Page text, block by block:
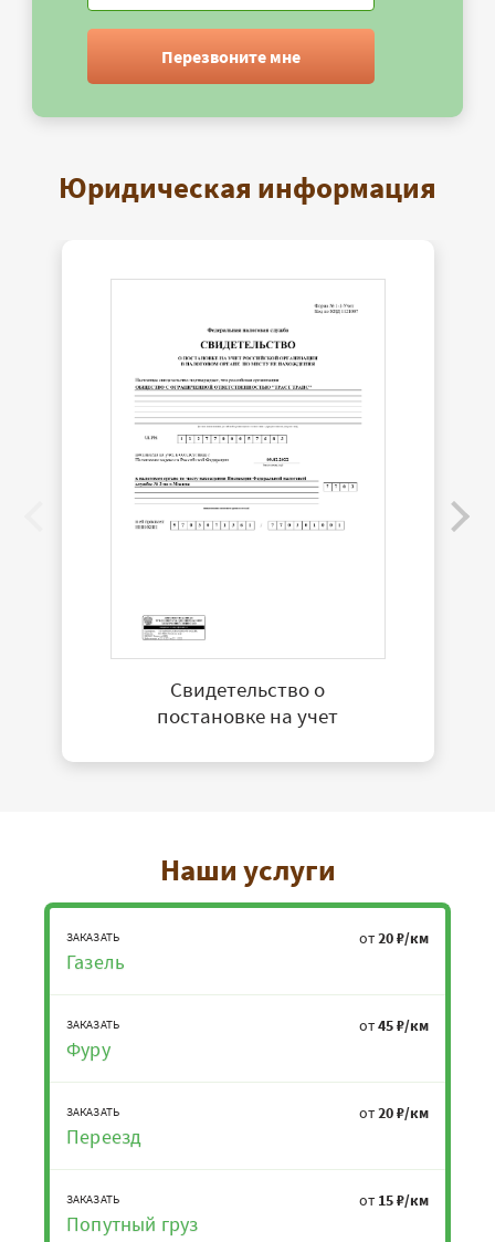
Перезвоните мне
Юридическая информация
Свидетельство о
постановке на учет
Наши услуги
ЗАКАЗАТЬ
Газель
от20 ₽/км
ЗАКАЗАТЬ
Фуру
от45 ₽/км
ЗАКАЗАТЬ
Переезд
от20 ₽/км
ЗАКАЗАТЬ
Попутный груз
от 15 ₽/км